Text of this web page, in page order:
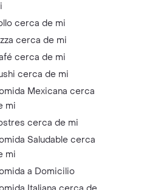
cerca de mi
cerca de mi
cerca de mi
cerca de mi
Mexicana cerca
mi
cerca de mi
Saludable cerca
mi
a Domicilio